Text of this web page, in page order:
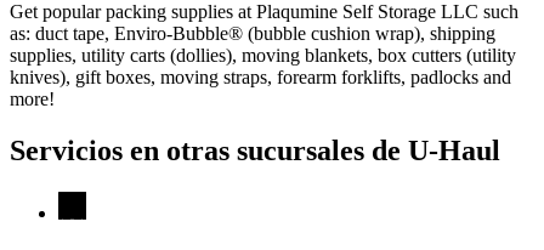
Get popular packing supplies at Plaqumine Self Storage LLC such
as: duct tape, Enviro-Bubble® (bubble cushion wrap), shipping
supplies, utility carts (dollies), moving blankets, box cutters (utility
knives), gift boxes, moving straps, forearm forklifts, padlocks and
more!
Servicios en otras sucursales de U-Haul